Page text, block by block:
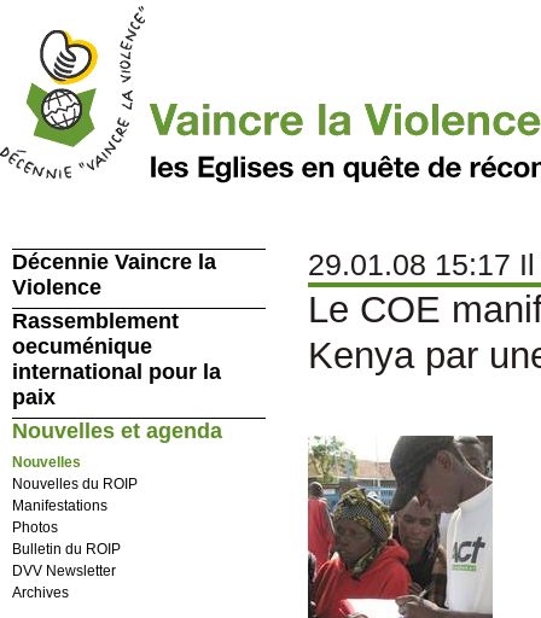
29.01.08 15:17
Le COE
Kenya par
Décennie Vaincre la
Violence
Rassemblement
oecuménique
international pour la
paix
Nouvelles et agenda
Nouvelles
Nouvelles du ROIP
Manifestations
Photos
Bulletin du ROIP
DVV Newsletter
Archives